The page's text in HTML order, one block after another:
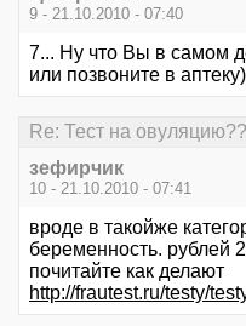
9 - 21.10.2010 - 07:40
7... Ну что Вы в самом
или позвоните в аптеку)
Re: Тест на
зефирчик
10 - 21.10.2010 - 07:41
вроде в такойже
беременность. рублей
почитайте как делают
http://frautest.ru/testy/